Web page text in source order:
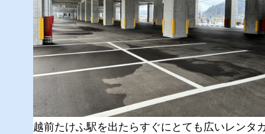
越前たけふ駅を出たらすぐにとても広いレンタ